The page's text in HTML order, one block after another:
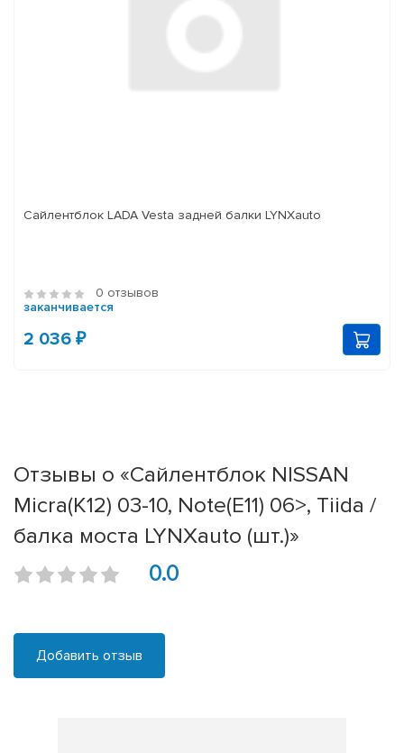
Сайлентблок LADA Vesta задней балки LYNXauto
0 отзывов
заканчивается
2 036 ₽
Отзывы о «Сайлентблок NISSAN
Micra(K12) 03-10, Note(E11) 06>, Tiida /
балка моста LYNXauto (шт.)»
0.0
Добавить отзыв